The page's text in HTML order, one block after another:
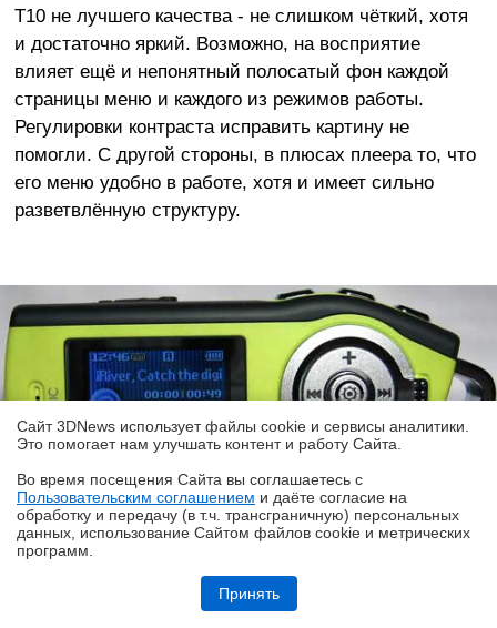
Обзор смартфона TECNO SPARK 50: все тренды разом — чуть
Т10 не лучшего качества - не слишком чёткий, хотя
и достаточно яркий. Возможно, на восприятие
влияет ещё и непонятный полосатый фон каждой
страницы меню и каждого из режимов работы.
Регулировки контраста исправить картину не
помогли. С другой стороны, в плюсах плеера то, что
его меню удобно в работе, хотя и имеет сильно
разветвлённую структуру.
По части настроек звука, а также непосредственно
качества звучания плеер превзошёл все ожидания.
Т10 имеет десять (!) преднастроек и одну
Сайт 3DNews использует файлы cookie и сервисы аналитики.
Это помогает нам улучшать контент и работу Cайта.
Во время посещения Cайта вы соглашаетесь с
Пользовательским соглашением и даёте согласие на
обработку и передачу (в т.ч. трансграничную) персональных
данных, использование Cайтом файлов cookie и метрических
программ.
Принять